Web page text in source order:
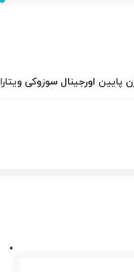
اورجینال سوزوکی ویتارا 2400”